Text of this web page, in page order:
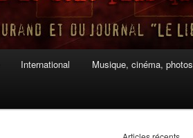
International Musique, cinéma, photos